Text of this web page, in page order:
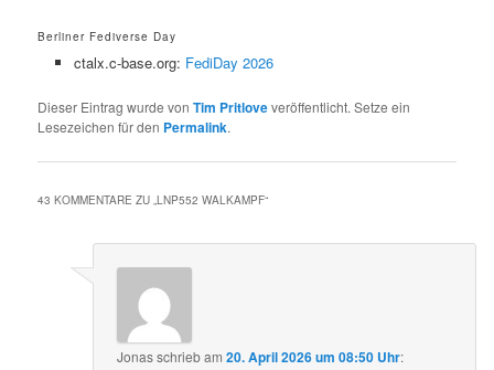
Berliner Fediverse Day
ctalx.c-base.org: FediDay 2026
Dieser Eintrag wurde vonTim Pritloveveröffentlicht. Setze ein
Lesezeichen für den Permalink.
43 KOMMENTARE ZU „LNP552 WALKAMPF“
Jonasschriebam20. April 2026 um 08:50 Uhr: